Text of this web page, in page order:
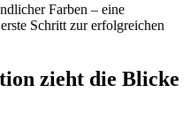
Farben – eine
Schritt zur erfolgreichen
zieht die Blicke